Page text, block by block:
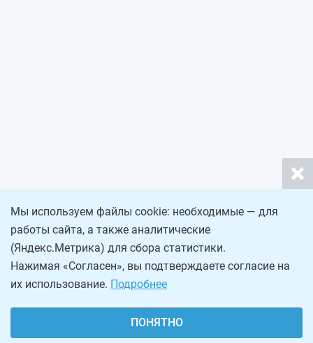
Мы используем файлы cookie: необходимые — для
работы сайта, а также аналитические
(Яндекс.Метрика) для сбора статистики.
Нажимая «Согласен», вы подтверждаете согласие на
их использование. Подробнее
ПОНЯТНО